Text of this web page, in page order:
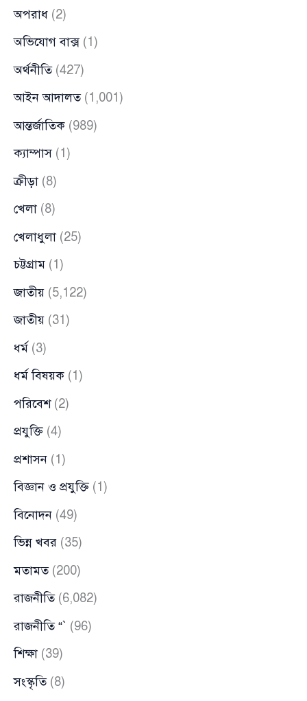
অপরাধ (2)
অভিযোগ বাক্স(1)
অর্থনীতি(427)
আইন আদালত(1,001)
আন্তর্জাতিক (989)
ক্যাম্পাস(1)
ক্রীড়া (8)
খেলা (8)
খেলাধুলা (25)
চট্টগ্রাম (1)
জাতীয় (5,122)
জাতীয় (31)
ধর্ম (3)
ধর্ম বিষয়ক (1)
পরিবেশ(2)
প্রযুক্তি (4)
প্রশাসন (1)
বিজ্ঞান ও প্রযুক্তি (1)
বিনোদন (49)
ভিন্ন খবর (35)
মতামত(200)
রাজনীতি(6,082)
রাজনীতি “` (96)
শিক্ষা (39)
সংস্কৃতি(8)